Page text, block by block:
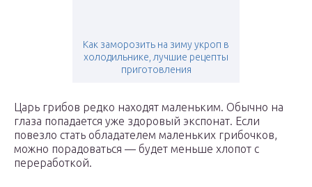
Как заморозить на зиму укроп в
холодильнике, лучшие рецепты
приготовления
Царь грибов редко находят маленьким. Обычно на
глаза попадается уже здоровый экспонат. Если
повезло стать обладателем маленьких грибочков,
можно порадоваться — будет меньше хлопот с
переработкой.